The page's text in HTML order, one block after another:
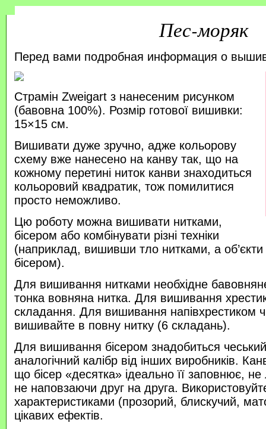
Пес-моряк
Перед вами подробная информация о
Страмін Zweigart з нанесеним рисунком
(бавовна 100%). Розмір готової вишивки:
15×15 см.
Вишивати дуже зручно, адже кольорову
схему вже нанесено на канву так, що на
кожному перетині ниток канви знаходиться
кольоровий квадратик, тож помилитися
просто неможливо.
Цю роботу можна вишивати нитками,
бісером або комбінувати різні техніки
(наприклад, вишивши тло нитками, а
бісером).
Для вишивання нитками необхідне
тонка вовняна нитка. Для вишивання
складання. Для вишивання напівхрестиком
вишивайте в повну нитку (6 складань).
Для вишивання бісером знадобиться
аналогічний калібр від інших виробників.
що бісер «десятка» ідеально її заповнює,
не наповзаючи друг на друга.
характеристиками (прозорий, блискучий,
цікавих ефектів.